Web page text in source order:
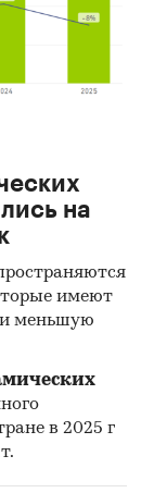
на
имеют
меньшую
в 2025 г